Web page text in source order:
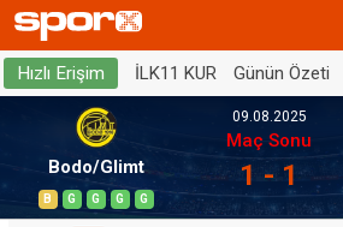
Hızlı Erişim İLK11 KUR Günün Özeti
Bodo/Glimt
B G G G G
09.08.2025
Maç Sonu
1 - 1